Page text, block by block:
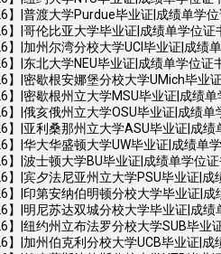
】|普渡大学Purdue毕业证|成绩单学
】|哥伦比亚大学毕业证|成绩单学位证
】|加州尔湾分校大学UCI毕业证|成绩
】|东北大学NEU毕业证|成绩单学位
】|密歇根安娜堡分校大学UMich毕
】|密歇根州立大学MSU毕业证|成绩
】|俄亥俄州立大学OSU毕业证|成绩
】|亚利桑那州立大学ASU毕业证|成
】|华大华盛顿大学UW毕业证|成绩单
】|波士顿大学BU毕业证|成绩单学位
】|宾夕法尼亚州立大学PSU毕业证|
】|印第安纳伯明顿分校大学毕业证|
】|明尼苏达双城分校大学毕业证|成
】|纽约州立布法罗分校大学SUB毕业
】|加州伯克利分校大学UCB毕业证|